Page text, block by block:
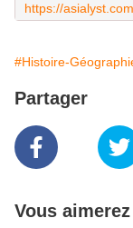
#Histoire-
Partager
Vous